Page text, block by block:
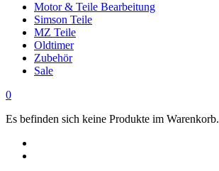
Motor & Teile Bearbeitung
Simson Teile
MZ Teile
Oldtimer
Zubehör
Sale
0
Es befinden sich keine Produkte im Warenkorb.